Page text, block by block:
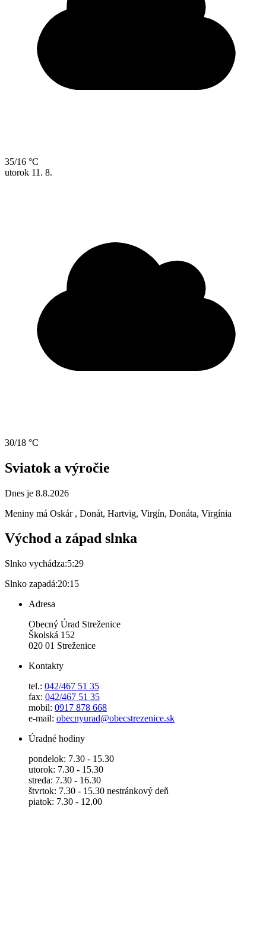
35/16 °C
utorok 11. 8.
30/18 °C
Sviatok a výročie
Dnes je 8.8.2026
Meniny má Oskár , Donát, Hartvig, Virgín, Donáta, Virgínia
Východ a západ slnka
Slnko vychádza:5:29
Slnko zapadá:20:15
Adresa
Obecný Úrad Streženice
Školská 152
020 01 Streženice
Kontakty
tel.: 042/467 51 35
fax: 042/467 51 35
mobil: 0917 878 668
e-mail: obecnyurad@obecstrezenice.sk
Úradné hodiny
pondelok: 7.30 - 15.30
utorok: 7.30 - 15.30
streda: 7.30 - 16.30
štvrtok: 7.30 - 15.30 nestránkový deň
piatok: 7.30 - 12.00